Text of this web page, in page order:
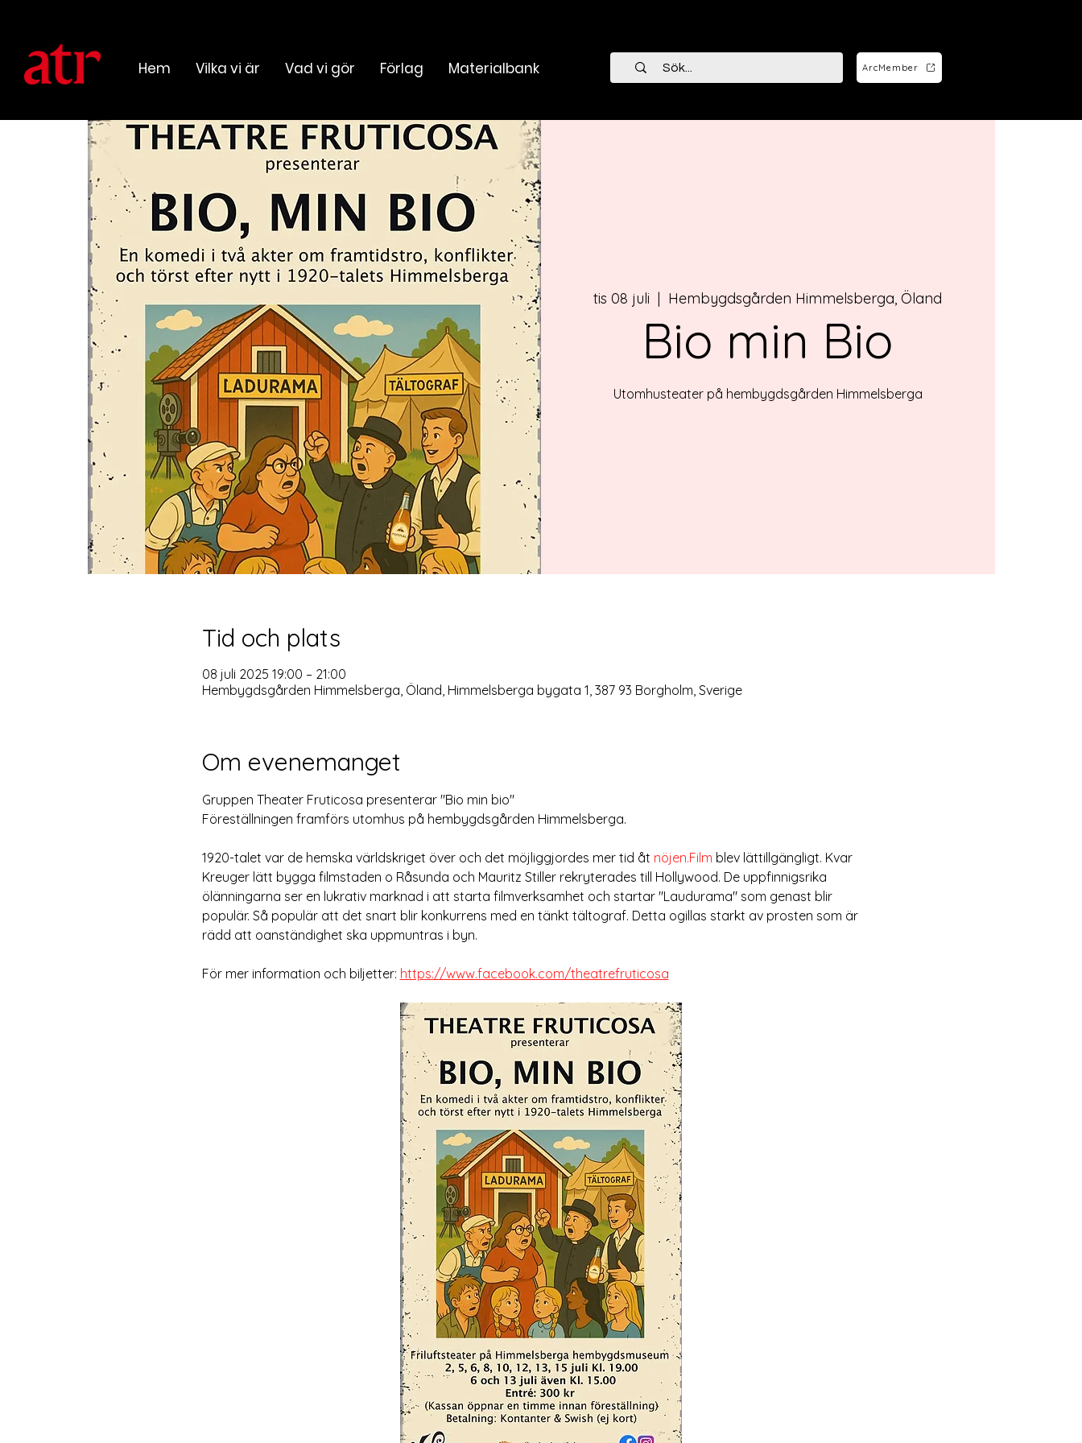
Hem Vilka vi är Vad vi gör Förlag Materialbank ArcMember
tis 08 juli
  |
Hembygdsgården Himmelsberga, Öland
Bio min Bio
Utomhusteater på hembygdsgården Himmelsberga
Tid och plats
08 juli 2025 19:00 – 21:00
Hembygdsgården Himmelsberga, Öland, Himmelsberga bygata 1, 387 93 Borgholm, Sverige
Om evenemanget
Gruppen Theater Fruticosa presenterar "Bio min bio"
Föreställningen framförs utomhus på hembygdsgården Himmelsberga.
1920-talet var de hemska världskriget över och det möjliggjordes mer tid åt nöjen.Film blev lättillgängligt. Kvar
Kreuger lätt bygga filmstaden o Råsunda och Mauritz Stiller rekryterades till Hollywood. De uppfinnigsrika
ölänningarna ser en lukrativ marknad i att starta filmverksamhet och startar "Laudurama" som genast blir
populär. Så populär att det snart blir konkurrens med en tänkt tältograf. Detta ogillas starkt av prosten som är
rädd att oanständighet ska uppmuntras i byn.
För mer information och biljetter: https://www.facebook.com/theatrefruticosa